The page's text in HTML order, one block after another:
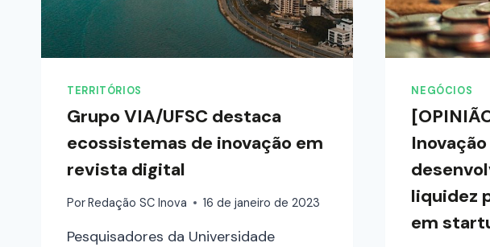
TERRITÓRIOS
Grupo VIA/UFSC destaca
ecossistemas de inovação em
revista digital
PorRedação SC Inova 16 de janeiro de 2023
Pesquisadores da Universidade
NEGÓCIOS
liquidez
em